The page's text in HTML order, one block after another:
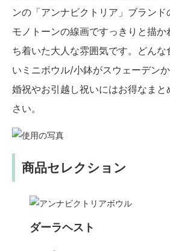
ンの「アンナビクトリア」ブランド
モノトーンの線画ですっきりと描
ち着いた大人な雰囲気です。どん
いミニボウル/小鉢がスウェーデン
婚祝やお引越し祝いにはお得なま
さい。
商品セレクション
ダーラヘスト